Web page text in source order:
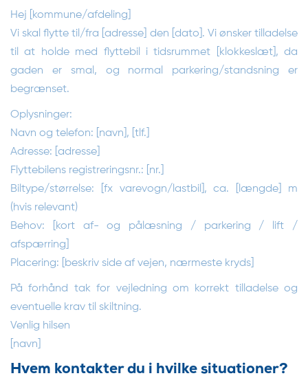
Hej [kommune/afdeling]
Vi skal flytte til/fra [adresse] den [dato]. Vi ønsker tilladelse
til at holde med flyttebil i tidsrummet [klokkeslæt], da
gaden er smal, og normal parkering/standsning er
begrænset.
Oplysninger:
Navn og telefon: [navn], [tlf.]
Adresse: [adresse]
Flyttebilens registreringsnr.: [nr.]
Biltype/størrelse: [fx varevogn/lastbil], ca. [længde] m
(hvis relevant)
Behov: [kort af- og pålæsning / parkering / lift /
afspærring]
Placering: [beskriv side af vejen, nærmeste kryds]
På forhånd tak for vejledning om korrekt tilladelse og
eventuelle krav til skiltning.
Venlig hilsen
[navn]
Hvem kontakter du i hvilke situationer?